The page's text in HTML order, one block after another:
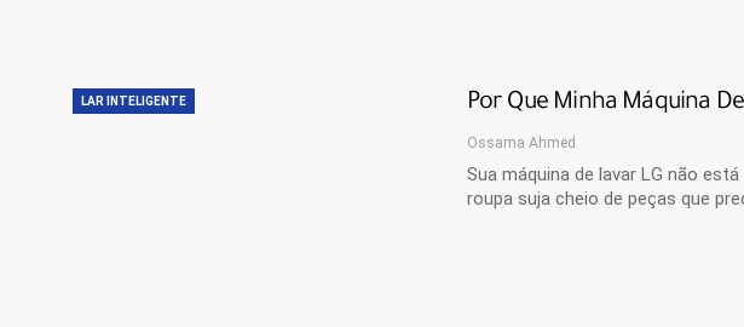
LAR INTELIGENTE Por Que Minha Máquina
Ossama Ahmed
Sua máquina de lavar LG não
roupa suja cheio de peças que